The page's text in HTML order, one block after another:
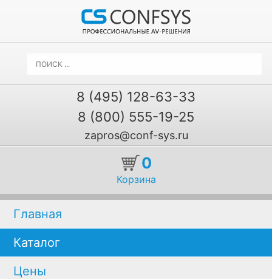
8 (495) 128-63-33
8 (800) 555-19-25
zapros@conf-sys.ru
0
Корзина
Главная
Каталог
Цены